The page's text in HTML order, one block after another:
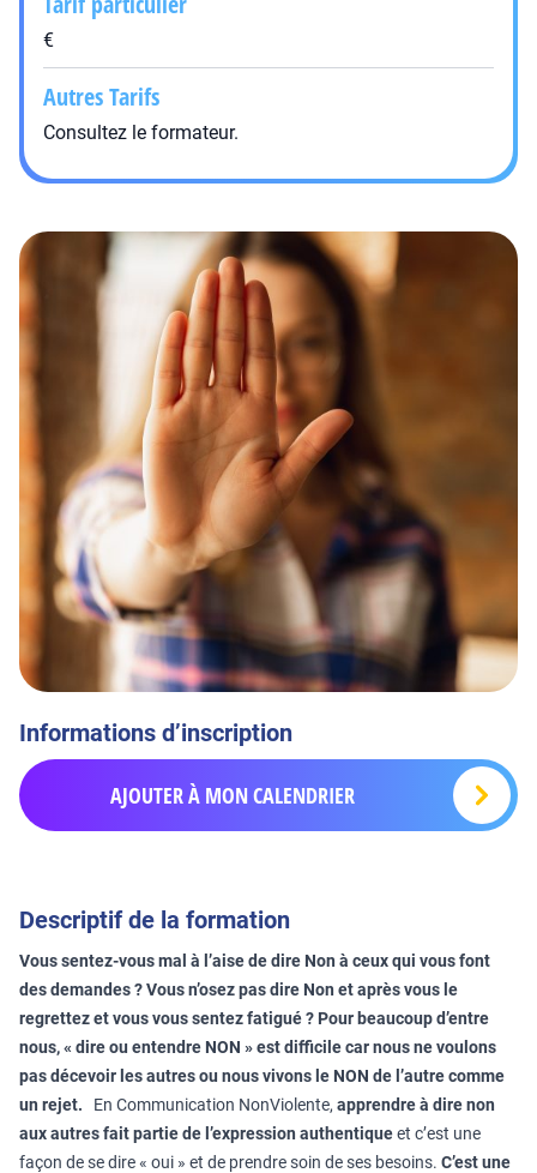
€
Autres Tarifs
Consultez le formateur.
Informations d’inscription
AJOUTER À MON CALENDRIER
Descriptif de la formation
Vous sentez-vous mal à l’aise de dire Non à ceux qui vous font
des demandes ? Vous n’osez pas dire Non et après vous le
regrettez et vous vous sentez fatigué ? Pour beaucoup d’entre
nous, « dire ou entendre NON » est difficile car nous ne voulons
pas décevoir les autres ou nous vivons le NON de l’autre comme
un rejet. En Communication NonViolente, apprendre à dire non
aux autres fait partie de l’expression authentiqueet c’est une
façon de se dire « oui » et de prendre soin de ses besoins. C’est une